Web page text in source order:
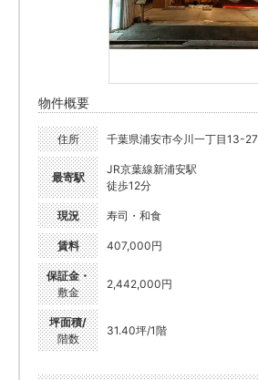
物件概要
住所 千葉県浦安市今川一丁目13-27
最寄駅
JR京葉線新浦安駅
徒歩12分
現況 寿司・和食
賃料 407,000円
保証金・
敷金
2,442,000円
坪面積/
階数
31.40坪/1階